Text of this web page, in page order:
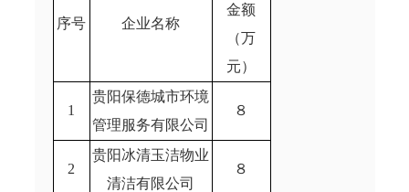
序号 企业名称
金额
（万
元）
1
贵阳保德城市环境
管理服务有限公司
８
2
贵阳冰清玉洁物业
清洁有限公司
８